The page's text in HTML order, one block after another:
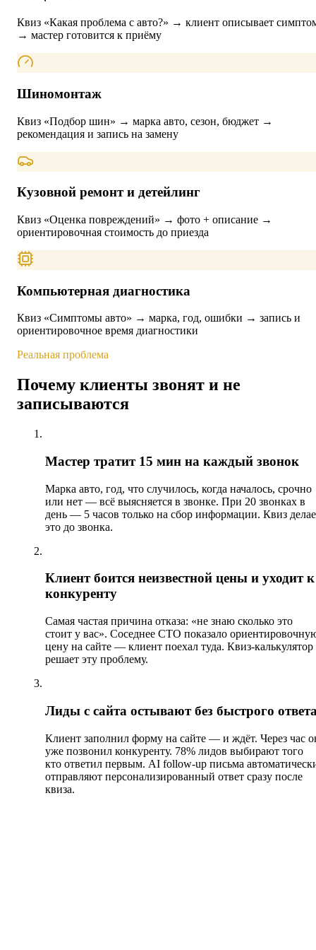
Квиз «Какая проблема с авто?» → клиент описывает
→ мастер готовится к приёму
Шиномонтаж
Квиз «Подбор шин» → марка авто, сезон, бюджет →
рекомендация и запись на замену
Кузовной ремонт и детейлинг
Квиз «Оценка повреждений» → фото + описание →
ориентировочная стоимость до приезда
Компьютерная диагностика
Квиз «Симптомы авто» → марка, год, ошибки → запись и
ориентировочное время диагностики
Реальная проблема
Почему клиенты звонят и не
записываются
Мастер тратит 15 мин на каждый звонок
Марка авто, год, что случилось, когда началось, срочно
или нет — всё выясняется в звонке. При 20 звонках в
день — 5 часов только на сбор информации. Квиз
это до звонка.
Клиент боится неизвестной цены и уходит к
конкуренту
Самая частая причина отказа: «не знаю сколько это
стоит у вас». Соседнее СТО показало
цену на сайте — клиент поехал туда. Квиз-калькулятор
решает эту проблему.
Лиды с сайта остывают без быстрого
Клиент заполнил форму на сайте — и ждёт. Через час
уже позвонил конкуренту. 78% лидов выбирают того
кто ответил первым. AI follow-up письма
отправляют персонализированный ответ сразу после
квиза.